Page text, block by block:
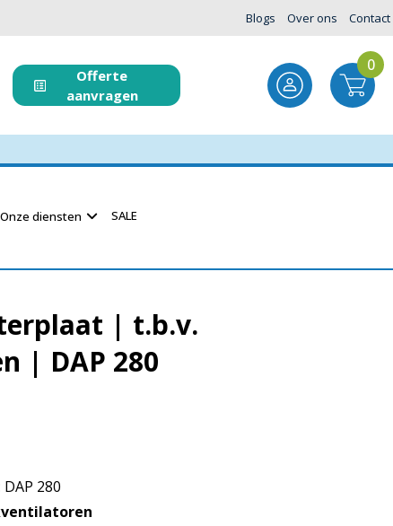
Blogs Over ons Contact
Offerte
aanvragen
0
Onze diensten SALE
| t.b.v.
| DAP 280
DAP 280